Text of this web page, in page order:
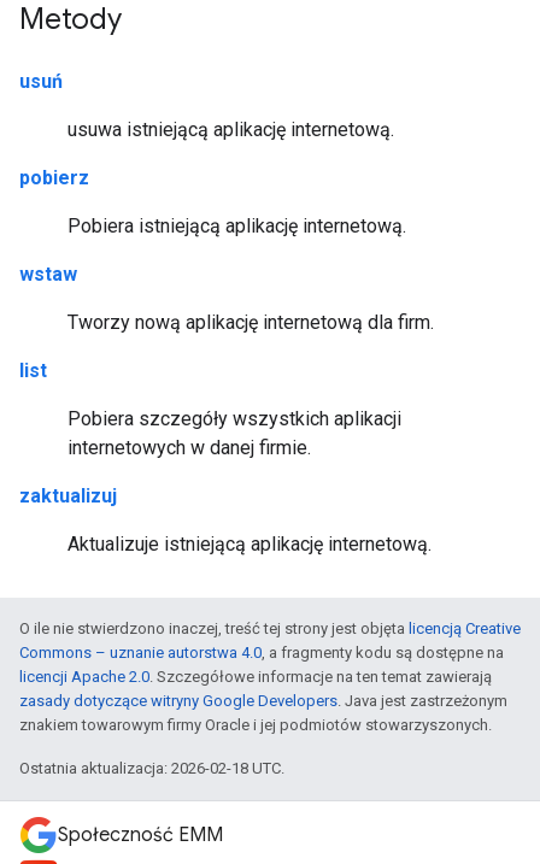
Metody
usuń
usuwa istniejącą aplikację internetową.
pobierz
Pobiera istniejącą aplikację internetową.
wstaw
Tworzy nową aplikację internetową dla firm.
list
Pobiera szczegóły wszystkich aplikacji
internetowych w danej firmie.
zaktualizuj
Aktualizuje istniejącą aplikację internetową.
O ile nie stwierdzono inaczej, treść tej strony jest objęta licencją Creative
Commons – uznanie autorstwa 4.0, a fragmenty kodu są dostępne na
licencji Apache 2.0. Szczegółowe informacje na ten temat zawierają
zasady dotyczące witryny Google Developers. Java jest zastrzeżonym
znakiem towarowym firmy Oracle i jej podmiotów stowarzyszonych.
Ostatnia aktualizacja: 2026-02-18 UTC.
Społeczność EMM